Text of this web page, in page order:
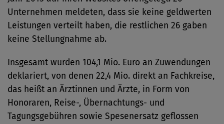
Unternehmen meldeten, dass sie keine geldwerten
Leistungen verteilt haben, die restlichen 26 gaben
keine Stellungnahme ab.
Insgesamt wurden 104,1 Mio. Euro an Zuwendungen
deklariert, von denen 22,4 Mio. direkt an Fachkreise,
das heißt an Ärztinnen und Ärzte, in Form von
Honoraren, Reise-, Übernachtungs- und
Tagungsgebühren sowie Spesenersatz geflossen